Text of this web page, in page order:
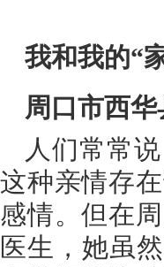
我和我的“
周口市西
人们常常
这种亲情存
感情。但在
医生，她虽